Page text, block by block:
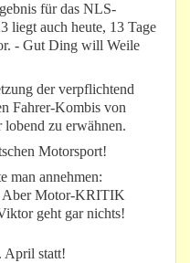
für das NLS-
liegt auch heute, 13 Tage
- Gut Ding will Weile
der verpflichtend
Fahrer-Kombis von
zu erwähnen.
Motorsport!
man annehmen:
Aber Motor-KRITIK
geht gar nichts!
April statt!